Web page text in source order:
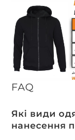
FAQ
Які види
нанесення